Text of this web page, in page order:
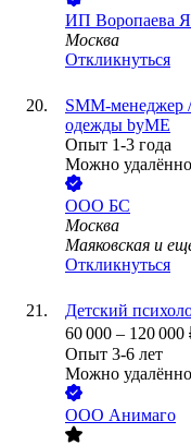
ИП Воропаева
Москва
Откликнуться
SMM-менеджер
одежды byME
Опыт 1-3 года
Можно удалённо
ООО БС
Москва
Маяковская и
Откликнуться
Детский
60 000 – 120 000
Опыт 3-6 лет
Можно удалённо
ООО Анимаго